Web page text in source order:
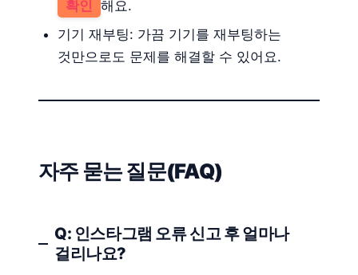
확인 해요.
기기 재부팅: 가끔 기기를 재부팅하는
것만으로도 문제를 해결할 수 있어요.
자주 묻는 질문(FAQ)
Q: 인스타그램 오류 신고 후 얼마나
걸리나요?